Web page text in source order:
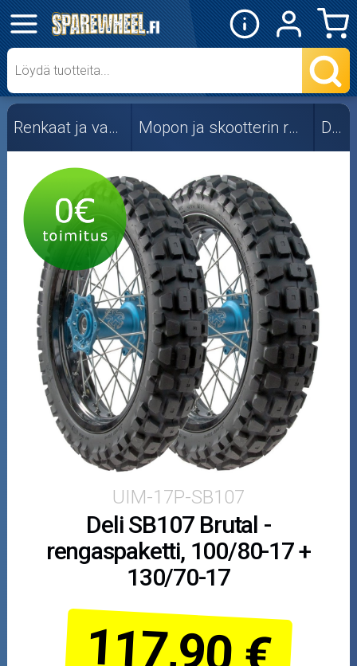
✕
Mopon osat
Skootterin osat
Crossipyörän osat
Moottoripyörän osat
Moottorikelkan osat
Mopoauton osat
Mönkijän osat
Puutarha ja metsä
Ajovarusteet
Nastarenkaat
Öljyt ja kemikaalit
Työkalut
Outlet-tuotteet
Renkaat ja vanteet Mopon ja skootterin renkaat Deli
UIM-17P-SB107
Deli SB107 Brutal -
rengaspaketti, 100/80-17 +
130/70-17
117,90 €